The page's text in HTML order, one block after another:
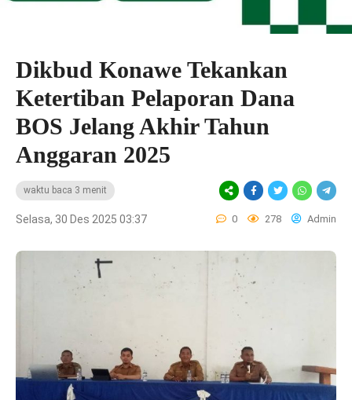
Dikbud Konawe Tekankan
Ketertiban Pelaporan Dana
BOS Jelang Akhir Tahun
Anggaran 2025
waktu baca 3 menit
Selasa, 30 Des 2025 03:37 0 278 Admin